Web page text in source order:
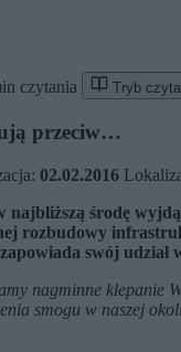
czytania Tryb
przeciw…
02.02.2016
środę
rozbudowy
swój udział
nagminne klepanie
smogu w naszej